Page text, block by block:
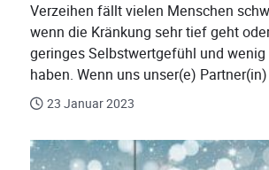
Verzeihen fällt vielen Menschen
wenn die Kränkung sehr tief geht
geringes Selbstwertgefühl und
haben. Wenn uns unser(e)
23 Januar 2023